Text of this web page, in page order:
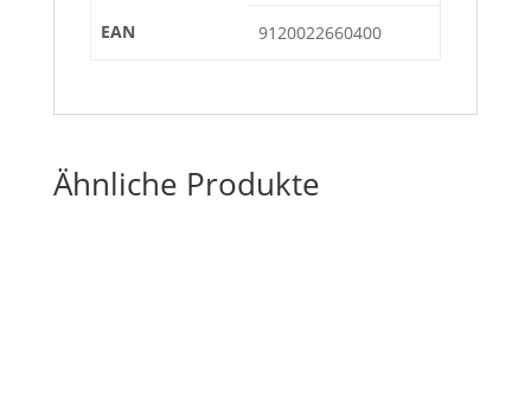
EAN 9120022660400
Ähnliche Produkte